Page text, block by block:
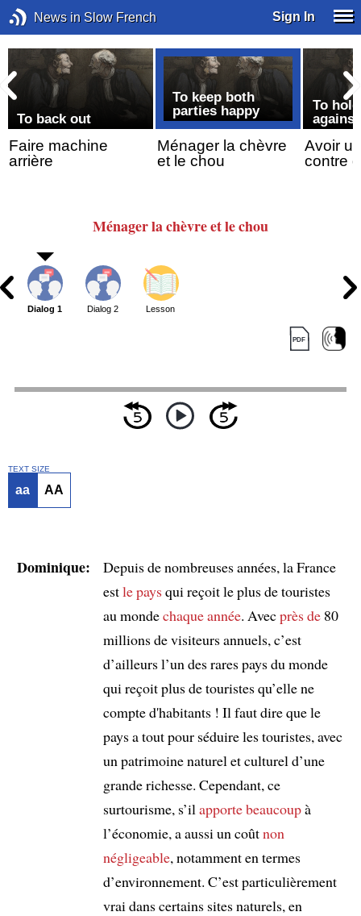
News in Slow French Sign In
To back out
Faire machine
arrière
To keep both
parties happy
Ménager la chèvre
et le chou
To
Avoir
contre
Ménagerla chèvreet le chou
Dialog 1 Dialog 2 Lesson
TEXT SIZE
aa AA
Dominique:
Depuis de nombreuses années, la France
estle paysqui reçoit le plus de touristes
au mondechaque année. Avecprès de80
millions de visiteurs annuels, c’est
d’ailleurs l’un des rares pays du monde
qui reçoit plus de touristes qu’elle ne
compte d'habitants ! Il faut dire que le
pays a tout pour séduire les touristes, avec
un patrimoine naturel et culturel d’une
grande richesse. Cependant, ce
surtourisme, s’il apporte beaucoupà
l’économie, a aussi un coûtnon
négligeable, notamment en termes
d’environnement. C’est particulièrement
vrai dans certains sites naturels, en